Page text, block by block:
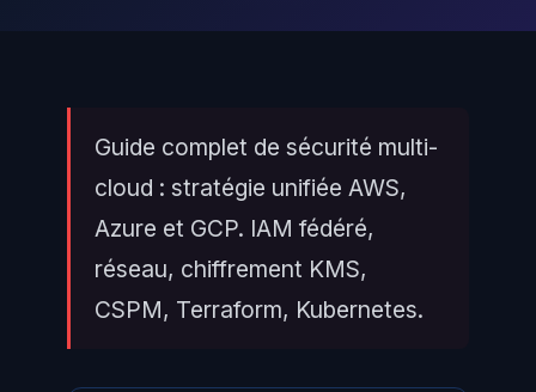
Guide complet de sécurité multi-
cloud : stratégie unifiée AWS,
Azure et GCP. IAM fédéré,
réseau, chiffrement KMS,
CSPM, Terraform, Kubernetes.